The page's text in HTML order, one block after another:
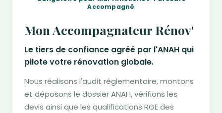
Accompagné
Mon Accompagnateur Rénov'
Le tiers de confiance agréé par l'ANAH qui
pilote votre rénovation globale.
Nous réalisons l'audit réglementaire, montons
et déposons le dossier ANAH, vérifions les
devis ainsi que les qualifications RGE des